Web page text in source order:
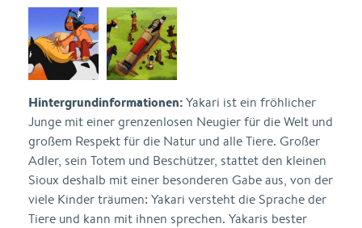
Hintergrundinformationen:Yakari ist ein fröhlicher
Junge mit einer grenzenlosen Neugier für die Welt und
großem Respekt für die Natur und alle Tiere. Großer
Adler, sein Totem und Beschützer, stattet den kleinen
Sioux deshalb mit einer besonderen Gabe aus, von der
viele Kinder träumen: Yakari versteht die Sprache der
Tiere und kann mit ihnen sprechen. Yakaris bester